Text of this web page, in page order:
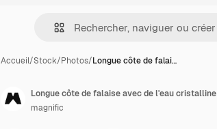
Accueil/Stock/Photos/Longue côte de falai…
Longue côte de falaise avec de l'eau cristalline
magnific